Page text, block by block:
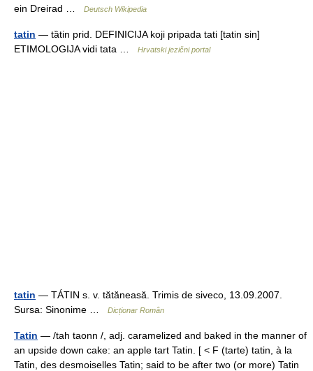
ein Dreirad …
Deutsch Wikipedia
tatin — tȁtin prid. DEFINICIJA koji pripada tati [tatin sin]
ETIMOLOGIJA vidi tata …
Hrvatski jezični portal
tatin — TÁTIN s. v. tătăneasă. Trimis de siveco, 13.09.2007.
Sursa: Sinonime …
Dicționar Român
Tatin — /tah taonn /, adj. caramelized and baked in the manner of
an upside down cake: an apple tart Tatin. [ < F (tarte) tatin, à la
Tatin, des desmoiselles Tatin; said to be after two (or more) Tatin